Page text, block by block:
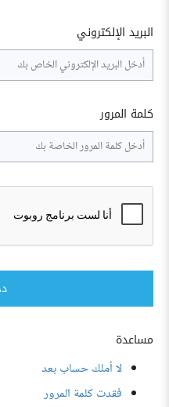
البريد الإلكتروني
كلمة المرور
مساعدة
لا أملك حساب بعد
فقدت كلمة المرور